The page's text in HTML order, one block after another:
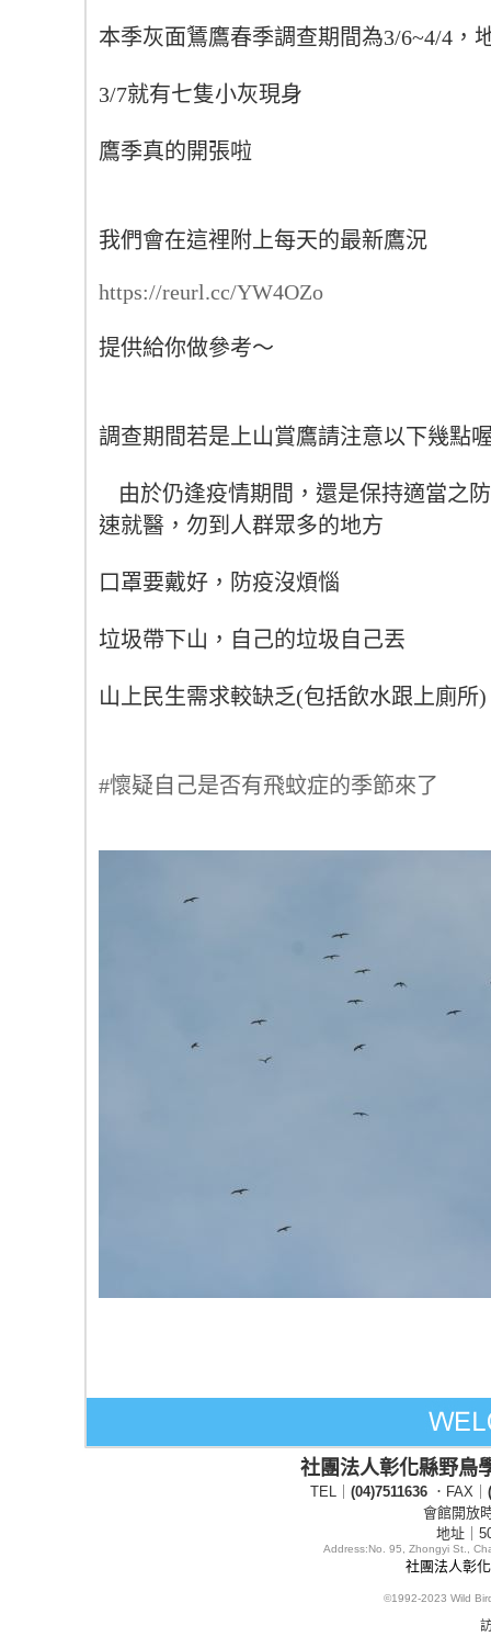
本季灰面鵟鷹春季調查期間為3/6~4/4，
3/7就有七隻小灰現身
鷹季真的開張啦
我們會在這裡附上每天的最新鷹況
https://reurl.cc/YW4OZo
提供給你做參考～
調查期間若是上山賞鷹請注意以下幾點
由於仍逢疫情期間，還是保持適當之
速就醫，勿到人群眾多的地方
口罩要戴好，防疫沒煩惱
垃圾帶下山，自己的垃圾自己丟
山上民生需求較缺乏(包括飲水跟上廁所
#懷疑自己是否有飛蚊症的季節來了
社團法人彰化縣野鳥
TEL｜ (04)7511636 ．FAX｜
會館開放
地址｜
Address:No. 95, Zhongyi St.,
社團法人彰
©1992-2023 Wild